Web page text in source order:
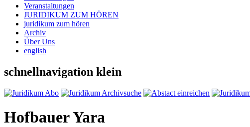
Veranstaltungen
JURIDIKUM ZUM HÖREN
juridikum zum hören
Archiv
Über Uns
english
schnellnavigation klein
Hofbauer Yara